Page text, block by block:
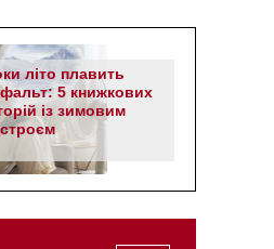
літо плавить
5 книжкових
із зимовим